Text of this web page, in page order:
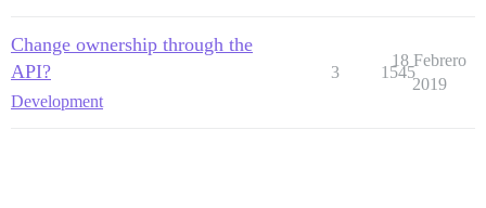
Change ownership through the
API?
Development
3 1545
18 Febrero
2019